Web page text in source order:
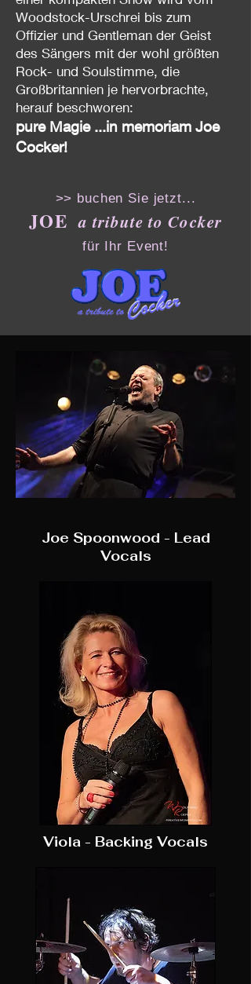
Woodstock-Urschrei bis zum
Offizier und Gentleman der Geist
des Sängers mit der wohl größten
Rock- und Soulstimme, die
Großbritannien je hervorbrachte,
herauf beschworen:
pure Magie ...in memoriam Joe
Cocker!
>> buchen Sie jetzt...
JOE a tribute to Cocker
für Ihr Event!
Joe Spoonwood - Lead
Vocals
Viola - Backing Vocals